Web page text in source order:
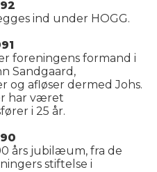
ind under HOGG.
foreningens formand i
Sandgaard,
og afløser dermed Johs.
har været
i 25 år.
års jubilæum, fra de
stiftelse i